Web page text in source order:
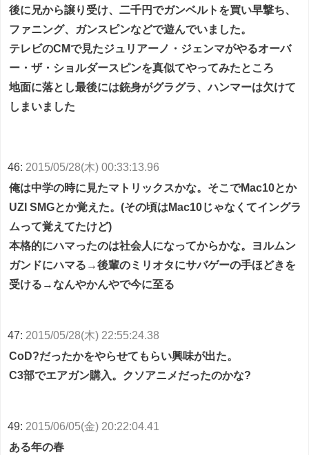
後に兄から譲り受け、二千円でガンベルトを買い早撃ち、
ファニング、ガンスピンなどで遊んでいました。
テレビのCMで見たジュリアーノ・ジェンマがやるオーバ
ー・ザ・ショルダースピンを真似てやってみたところ
地面に落とし最後には銃身がグラグラ、ハンマーは欠けて
しまいました
46: 2015/05/28(木) 00:33:13.96
俺は中学の時に見たマトリックスかな。そこでMac10とか
UZI SMGとか覚えた。(その頃はMac10じゃなくてイングラ
ムって覚えてたけど)
本格的にハマったのは社会人になってからかな。ヨルムン
ガンドにハマる→後輩のミリオタにサバゲーの手ほどきを
受ける→なんやかんやで今に至る
47: 2015/05/28(木) 22:55:24.38
CoD?だったかをやらせてもらい興味が出た。
C3部でエアガン購入。クソアニメだったのかな?
49: 2015/06/05(金) 20:22:04.41
ある年の春